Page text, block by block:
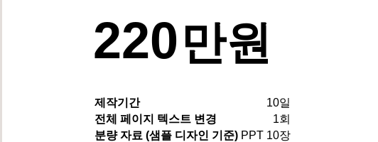
220만원
제작기간
10일
전체 페이지 텍스트 변경
1회
분량 자료 (샘플 디자인 기준) PPT 10장